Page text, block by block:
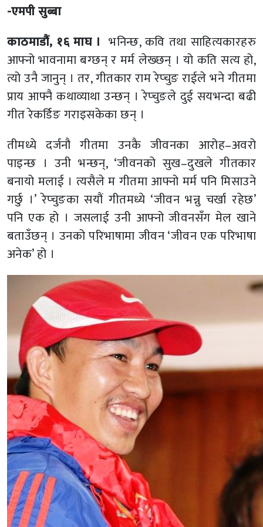
-एमपी सुब्बा
काठमाडौं, १६ माघ । भनिन्छ, कवि तथा साहित्यकारहरु
आफ्नो भावनामा बग्छन् र मर्म लेख्छन् । यो कति सत्य हो,
त्यो उनै जानुन् । तर, गीतकार राम रेप्चुङ राईले भने गीतमा
प्राय आफ्नै कथाव्याथा उन्छन् । रेप्चुङले दुई सयभन्दा बढी
गीत रेकर्डिङ गराइसकेका छन् ।
तीमध्ये दर्जनौ गीतमा उनकै जीवनका आरोह–अवरो
पाइन्छ । उनी भन्छन्, ‘जीवनको सुख–दुखले गीतकार
बनायो मलाई । त्यसैले म गीतमा आफ्नो मर्म पनि मिसाउने
गर्छु ।’ रेप्चुङका सयौं गीतमध्ये ‘जीवन भन्नु चर्खा रहेछ’
पनि एक हो । जसलाई उनी आफ्नो जीवनसँग मेल खाने
बताउँछन् । उनको परिभाषामा जीवन ‘जीवन एक परिभाषा
अनेक’ हो ।